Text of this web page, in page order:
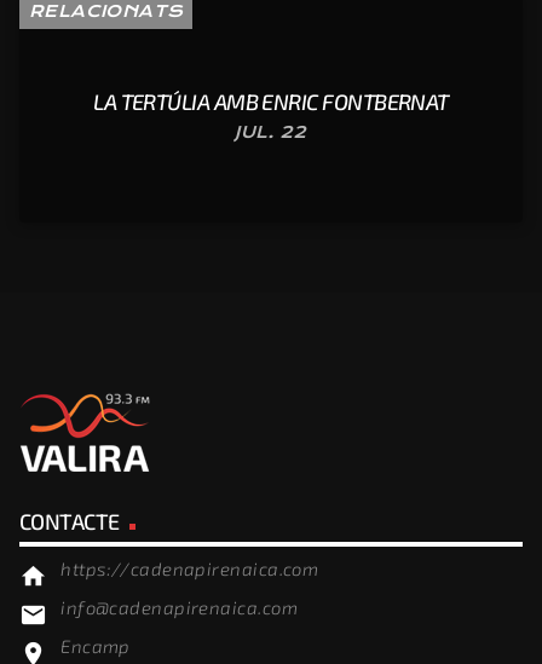
RELACIONATS
LA TERTÚLIA AMB ENRIC FONTBERNAT
JUL. 22
CONTACTE
home https://cadenapirenaica.com
email info@cadenapirenaica.com
location_on Encamp